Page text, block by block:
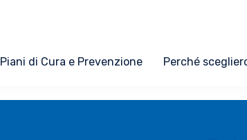
Piani di Cura e Prevenzione Perché